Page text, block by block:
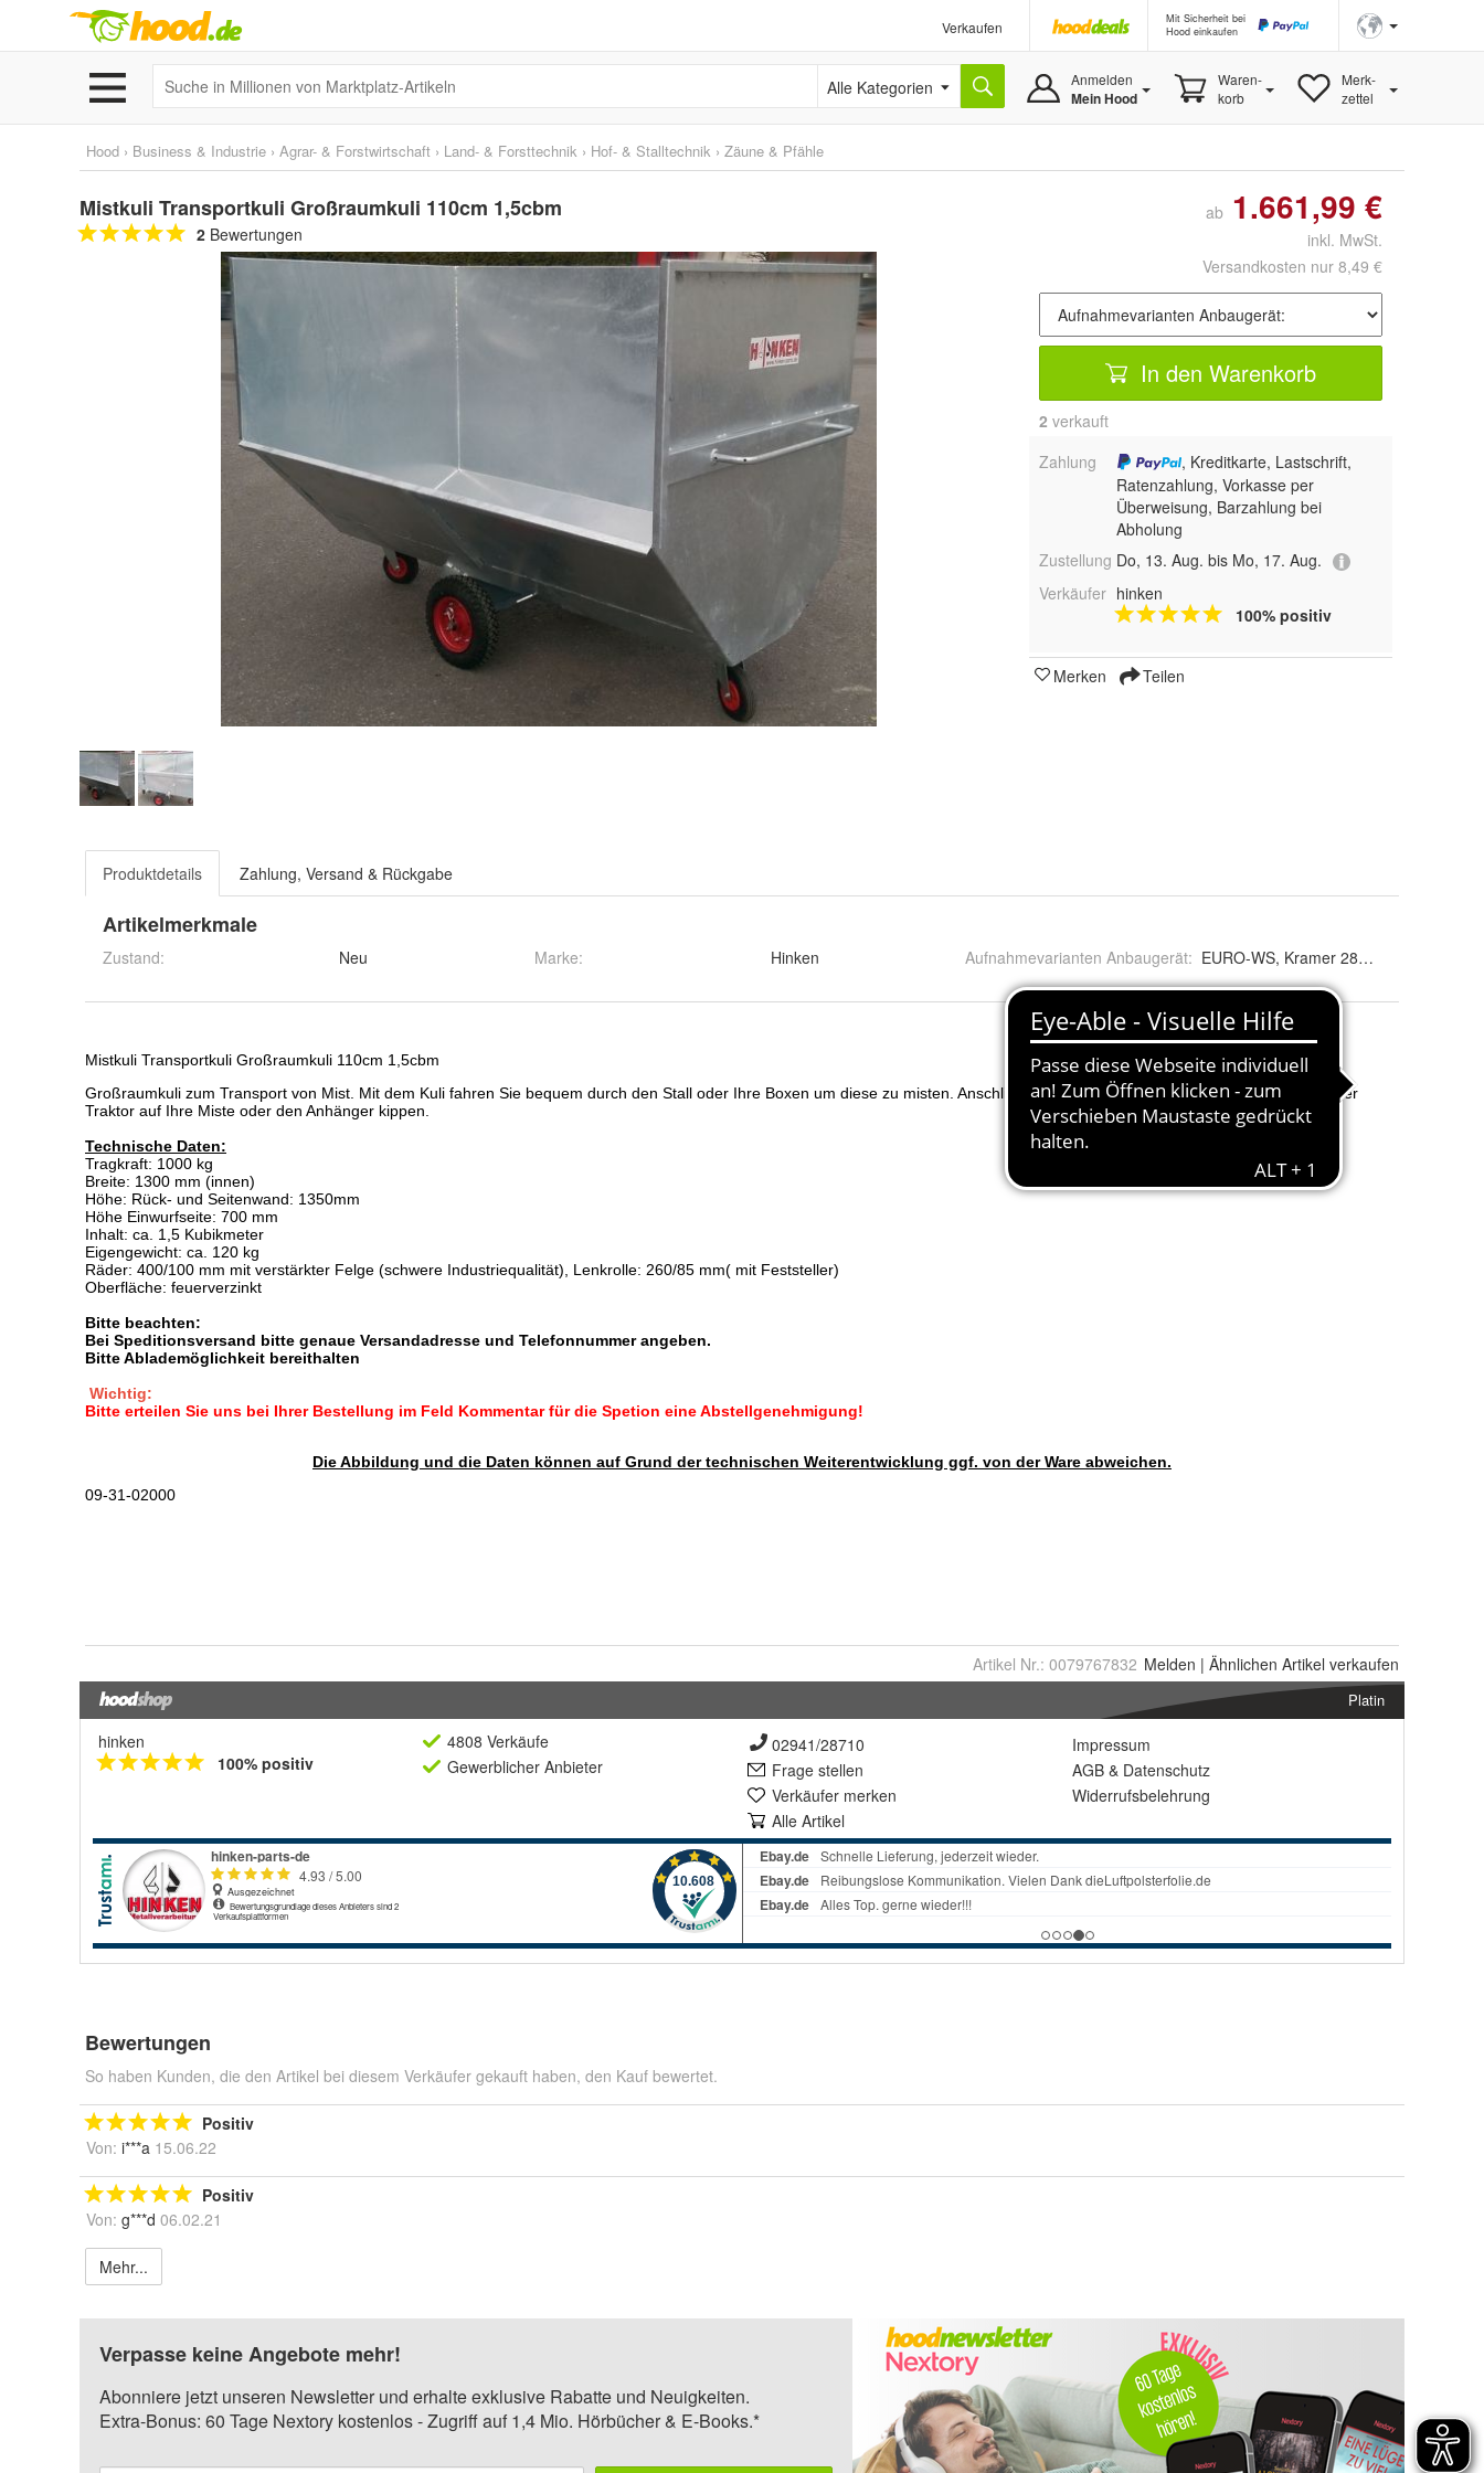
Verkaufen
Mit Sicherheit bei
Hood einkaufen
Alle Kategorien Anmelden
Mein Hood
Waren-
korb
Merk-
zettel
Hood › Business & Industrie › Agrar- & Forstwirtschaft › Land- & Forsttechnik › Hof- & Stalltechnik › Zäune & Pfähle
Mistkuli Transportkuli Großraumkuli 110cm 1,5cbm
2 Bewertungen
ab 1.661,99 €
inkl. MwSt.
Versandkosten nur 8,49 €
In den Warenkorb
2 verkauft
Zahlung
, Kreditkarte, Lastschrift,
Ratenzahlung, Vorkasse per
Überweisung, Barzahlung bei
Abholung
Zustellung Do, 13. Aug. bis Mo, 17. Aug.
Verkäufer hinken
100% positiv
Merken Teilen
Produktdetails Zahlung, Versand & Rückgabe
Artikelmerkmale
Zustand: Neu Marke: Hinken Aufnahmevarianten Anbaugerät: EURO-WS, Kramer 280x40x40mm,
Artikel Nr.: 0079767832 Melden | Ähnlichen Artikel verkaufen
Platin
hinken
100% positiv
4808 Verkäufe
Gewerblicher Anbieter
02941/28710
Frage stellen
Verkäufer merken
Alle Artikel
Impressum
AGB & Datenschutz
Widerrufsbelehrung
Bewertungen
So haben Kunden, die den Artikel bei diesem Verkäufer gekauft haben, den Kauf bewertet.
Positiv
Von: i***a 15.06.22
Positiv
Von: g***d 06.02.21
Mehr...
Verpasse keine Angebote mehr!
Abonniere jetzt unseren Newsletter und erhalte exklusive Rabatte und Neuigkeiten.
Extra-Bonus: 60 Tage Nextory kostenlos - Zugriff auf 1,4 Mio. Hörbücher & E-Books.*